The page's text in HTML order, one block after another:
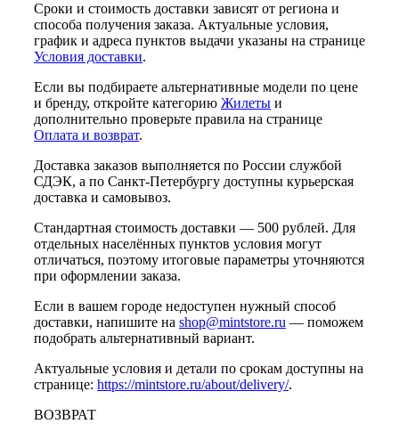
Сроки и стоимость доставки зависят от региона и
способа получения заказа. Актуальные условия,
график и адреса пунктов выдачи указаны на странице
Условия доставки.
Если вы подбираете альтернативные модели по цене
и бренду, откройте категорию Жилеты и
дополнительно проверьте правила на странице
Оплата и возврат.
Доставка заказов выполняется по России службой
СДЭК, а по Санкт-Петербургу доступны курьерская
доставка и самовывоз.
Стандартная стоимость доставки — 500 рублей. Для
отдельных населённых пунктов условия могут
отличаться, поэтому итоговые параметры уточняются
при оформлении заказа.
Если в вашем городе недоступен нужный способ
доставки, напишите на shop@mintstore.ru — поможем
подобрать альтернативный вариант.
Актуальные условия и детали по срокам доступны на
странице: https://mintstore.ru/about/delivery/.
ВОЗВРАТ